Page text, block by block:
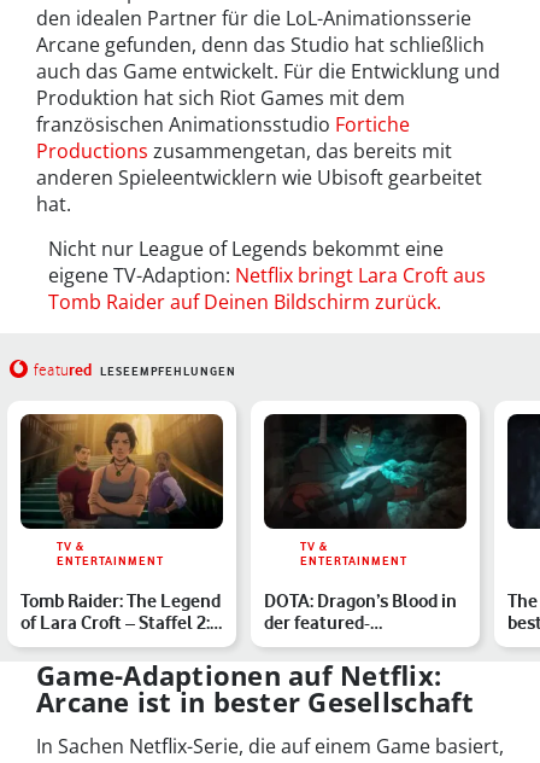
den idealen Partner für die LoL-Animationsserie
Arcane gefunden, denn das Studio hat schließlich
auch das Game entwickelt. Für die Entwicklung und
Produktion hat sich Riot Games mit dem
französischen Animationsstudio Fortiche
Productions zusammengetan, das bereits mit
anderen Spieleentwicklern wie Ubisoft gearbeitet
hat.
Nicht nur League of Legends bekommt eine
eigene TV-Adaption: Netflix bringt Lara Croft aus
Tomb Raider auf Deinen Bildschirm zurück.
featured LESEEMPFEHLUNGEN
TV &
ENTERTAINMENT
Tomb Raider: The Legend
of Lara Croft – Staffel 2:
Netflix enthül…
TV &
ENTERTAINMENT
DOTA: Dragon’s Blood in
der featured-
Serienkritik: Ein
Augenschma…
Game-Adaptionen auf Netflix:
Arcane ist in bester Gesellschaft
In Sachen Netflix-Serie, die auf einem Game basiert,